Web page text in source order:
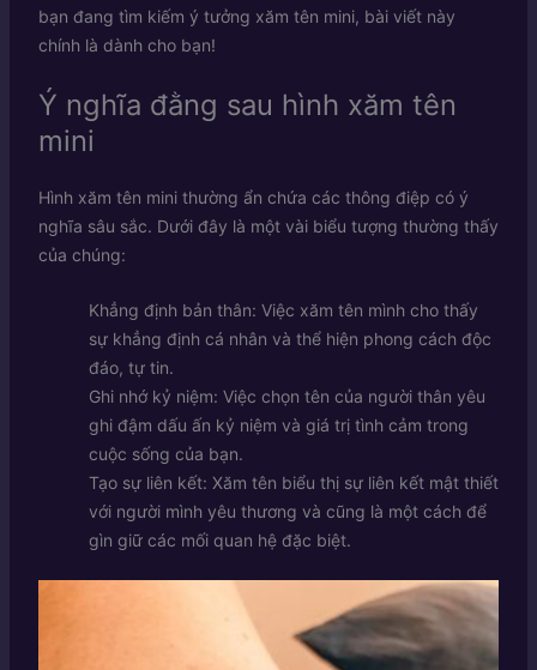
bạn đang tìm kiếm ý tưởng xăm tên mini, bài viết này
chính là dành cho bạn!
Ý nghĩa đằng sau hình xăm tên
mini
Hình xăm tên mini thường ẩn chứa các thông điệp có ý
nghĩa sâu sắc. Dưới đây là một vài biểu tượng thường thấy
của chúng:
Khẳng định bản thân: Việc xăm tên mình cho thấy
sự khẳng định cá nhân và thể hiện phong cách độc
đáo, tự tin.
Ghi nhớ kỷ niệm: Việc chọn tên của người thân yêu
ghi đậm dấu ấn kỷ niệm và giá trị tình cảm trong
cuộc sống của bạn.
Tạo sự liên kết: Xăm tên biểu thị sự liên kết mật thiết
với người mình yêu thương và cũng là một cách để
gìn giữ các mối quan hệ đặc biệt.